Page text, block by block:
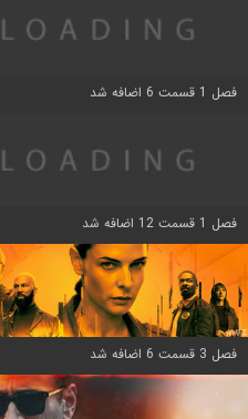
فصل 1 قسمت 6 اضافه شد
فصل 1 قسمت 12 اضافه شد
فصل 3 قسمت 6 اضافه شد